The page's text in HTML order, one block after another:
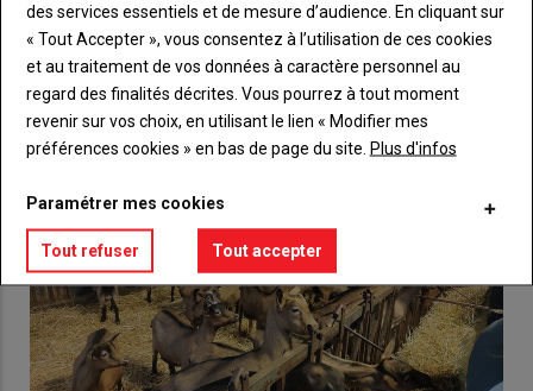
VOUS AIMEREZ AUSSI
des services essentiels et de mesure d’audience. En cliquant sur
« Tout Accepter », vous consentez à l’utilisation de ces cookies
et au traitement de vos données à caractère personnel au
regard des finalités décrites. Vous pourrez à tout moment
revenir sur vos choix, en utilisant le lien « Modifier mes
préférences cookies » en bas de page du site. Plus d'infos
Paramétrer mes cookies
Tout refuser Tout accepter